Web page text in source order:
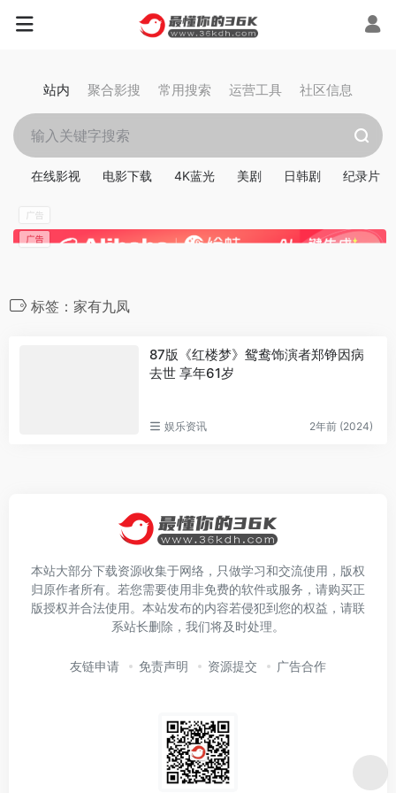
站内 聚合影搜 常用搜索 运营工具 社区信息
在线影视 电影下载 4K蓝光 美剧 日韩剧 纪录片
标签：家有九凤
87版《红楼梦》鸳鸯饰演者郑铮因病
去世 享年61岁
娱乐资讯 2年前 (2024)
本站大部分下载资源收集于网络，只做学习和交流使用，版权
归原作者所有。若您需要使用非免费的软件或服务，请购买正
版授权并合法使用。本站发布的内容若侵犯到您的权益，请联
系站长删除，我们将及时处理。
友链申请 免责声明 资源提交 广告合作